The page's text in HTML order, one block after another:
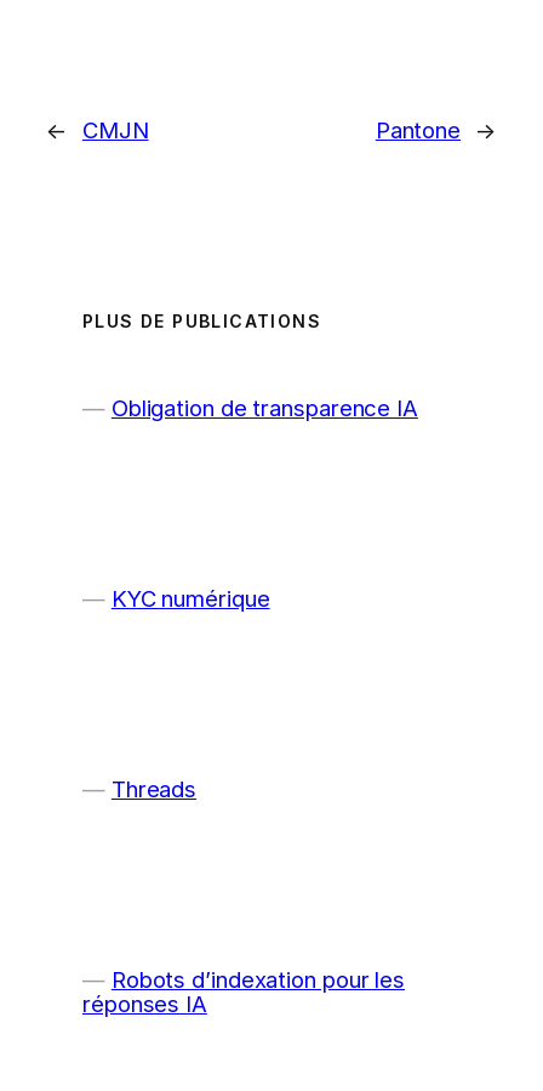
← CMJN Pantone →
PLUS DE PUBLICATIONS
Obligation de transparence IA
KYC numérique
Threads
Robots d’indexation pour les
réponses IA